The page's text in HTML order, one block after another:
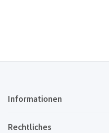
Informationen
Rechtliches